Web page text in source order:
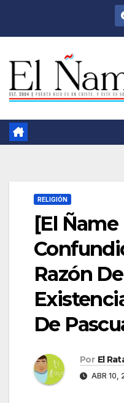
RELIGIÓN
[El
Razón
De
Por El
ABR 10,